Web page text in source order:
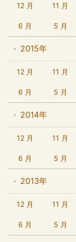
12 月 11 月
6 月 5 月
2015年
12 月 11 月
6 月 5 月
2014年
12 月 11 月
6 月 5 月
2013年
12 月 11 月
6 月 5 月